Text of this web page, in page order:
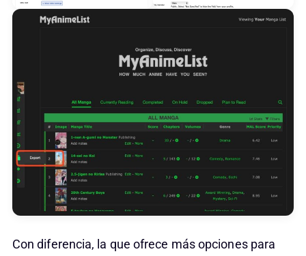
Con diferencia, la que ofrece más opciones para